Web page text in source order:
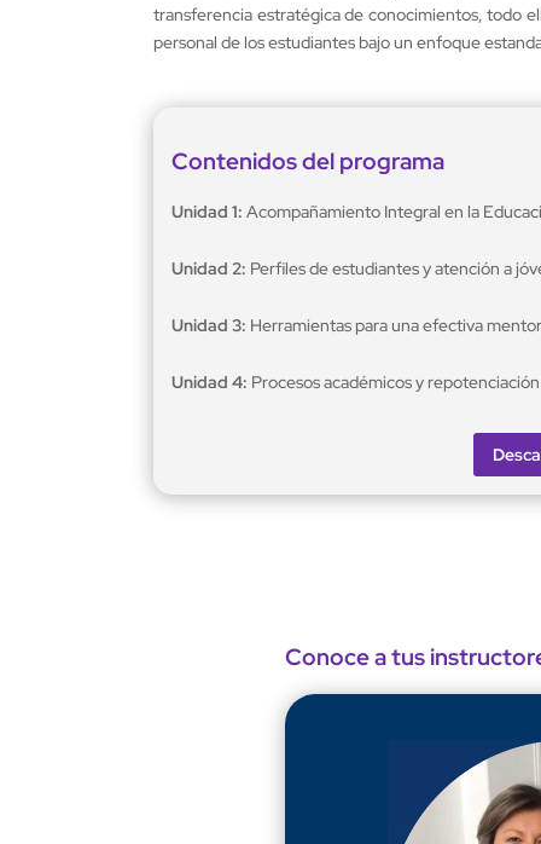
transferencia estratégica de conocimientos, todo
personal de los estudiantes bajo un enfoque
Contenidos del programa
Unidad 1: Acompañamiento Integral en la
Unidad 2: Perfiles de estudiantes y atención a
Unidad 3: Herramientas para una efectiva
Unidad 4: Procesos académicos y repotenciación
Conoce a tus